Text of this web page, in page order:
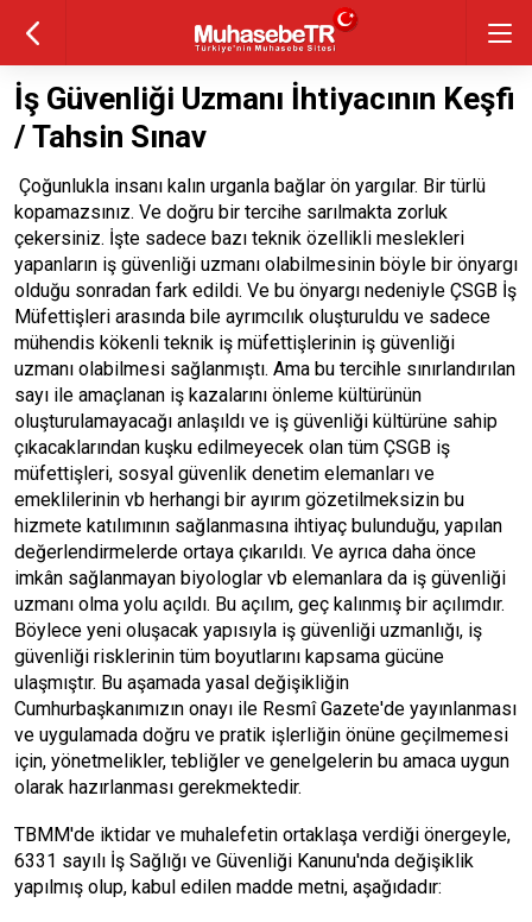
İş Güvenliği Uzmanı İhtiyacının Keşfi
/ Tahsin Sınav
Çoğunlukla insanı kalın urganla bağlar ön yargılar. Bir türlü
kopamazsınız. Ve doğru bir tercihe sarılmakta zorluk
çekersiniz. İşte sadece bazı teknik özellikli meslekleri
yapanların iş güvenliği uzmanı olabilmesinin böyle bir önyargı
olduğu sonradan fark edildi. Ve bu önyargı nedeniyle ÇSGB İş
Müfettişleri arasında bile ayrımcılık oluşturuldu ve sadece
mühendis kökenli teknik iş müfettişlerinin iş güvenliği
uzmanı olabilmesi sağlanmıştı. Ama bu tercihle sınırlandırılan
sayı ile amaçlanan iş kazalarını önleme kültürünün
oluşturulamayacağı anlaşıldı ve iş güvenliği kültürüne sahip
çıkacaklarından kuşku edilmeyecek olan tüm ÇSGB iş
müfettişleri, sosyal güvenlik denetim elemanları ve
emeklilerinin vb herhangi bir ayırım gözetilmeksizin bu
hizmete katılımının sağlanmasına ihtiyaç bulunduğu, yapılan
değerlendirmelerde ortaya çıkarıldı. Ve ayrıca daha önce
imkân sağlanmayan biyologlar vb elemanlara da iş güvenliği
uzmanı olma yolu açıldı. Bu açılım, geç kalınmış bir açılımdır.
Böylece yeni oluşacak yapısıyla iş güvenliği uzmanlığı, iş
güvenliği risklerinin tüm boyutlarını kapsama gücüne
ulaşmıştır. Bu aşamada yasal değişikliğin
Cumhurbaşkanımızın onayı ile Resmî Gazete'de yayınlanması
ve uygulamada doğru ve pratik işlerliğin önüne geçilmemesi
için, yönetmelikler, tebliğler ve genelgelerin bu amaca uygun
olarak hazırlanması gerekmektedir.
TBMM'de iktidar ve muhalefetin ortaklaşa verdiği önergeyle,
6331 sayılı İş Sağlığı ve Güvenliği Kanunu'nda değişiklik
yapılmış olup, kabul edilen madde metni, aşağıdadır: